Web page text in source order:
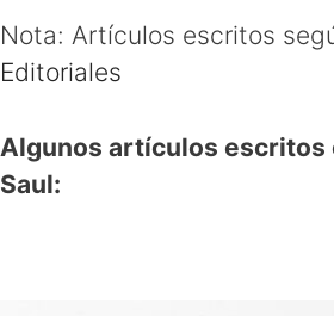
Nota: Artículos escritos
Editoriales
Algunos artículos escritos
Saul: